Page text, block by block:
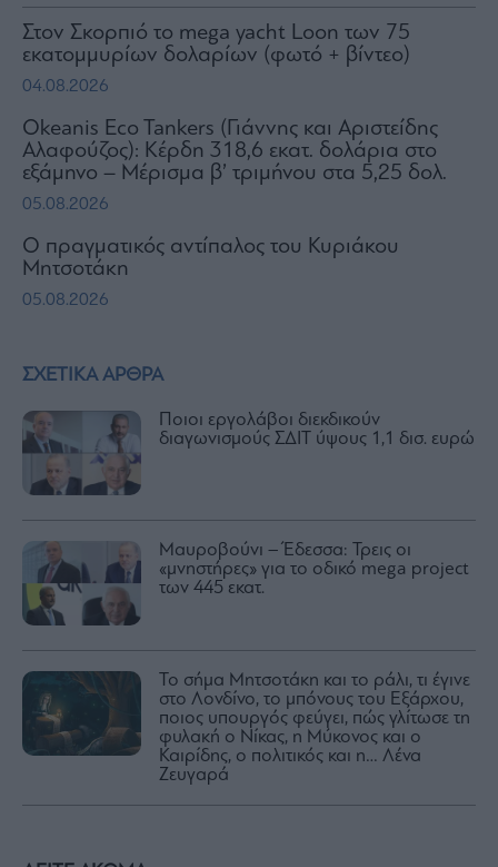
ΣΧΕΤΙΚΑ ΑΡΘΡΑ
Ποιοι εργολάβοι διεκδικούν
διαγωνισμούς ΣΔΙΤ ύψους 1,1 δισ. ευρώ
Μαυροβούνι – Έδεσσα: Τρεις οι
«μνηστήρες» για το οδικό mega project
των 445 εκατ.
Το σήμα Μητσοτάκη και το ράλι, τι έγινε
στο Λονδίνο, το μπόνους του Εξάρχου,
ποιος υπουργός φεύγει, πώς γλίτωσε τη
φυλακή ο Νίκας, η Μύκονος και ο
Καιρίδης, ο πολιτικός και η… Λένα
Ζευγαρά
Στον Σκορπιό το mega yacht Loon των 75
εκατομμυρίων δολαρίων (φωτό + βίντεο)
04.08.2026
Okeanis Eco Tankers (Γιάννης και Αριστείδης
Αλαφούζος): Κέρδη 318,6 εκατ. δολάρια στο
εξάμηνο – Μέρισμα β’ τριμήνου στα 5,25 δολ.
05.08.2026
Ο πραγματικός αντίπαλος του Κυριάκου
Μητσοτάκη
05.08.2026